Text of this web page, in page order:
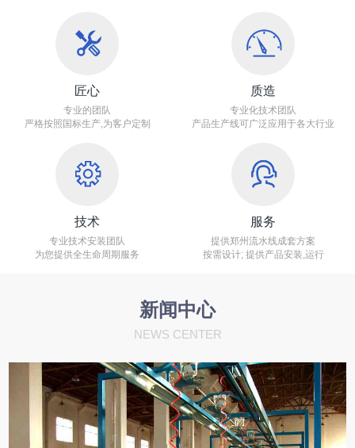
匠心
专业的团队
严格按照国标生产,为客户定制
质造
专业化技术团队
产品生产线可广泛应用于各大行业
技术
专业技术安装团队
为您提供全生命周期服务
服务
提供郑州流水线成套方案
按需设计; 提供产品安装,运行
新闻中心
NEWS CENTER